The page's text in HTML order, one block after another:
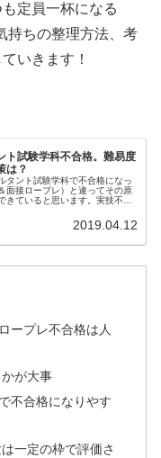
定員一杯になる
持ちの整理方法、考
いきます！
ト試験学科不合格。難易度
は？
タント試験学科で不合格になっ
面接ロープレ）と違ってその原
きていると思います。実技不合
2019.04.12
ープレ不合格は人
が大事
不合格になりやす
一定の枠で評価さ